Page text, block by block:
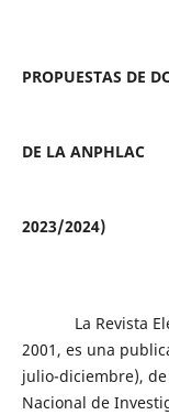
PROPUESTAS DE
DE LA ANPHLAC
2023/2024)
La Revista
2001, es una
julio-diciembre),
Nacional de